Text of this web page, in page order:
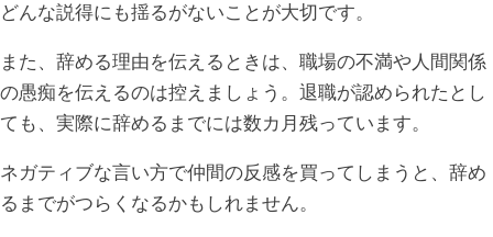
どんな説得にも揺るがないことが大切です。
また、辞める理由を伝えるときは、職場の不満や人間関係
の愚痴を伝えるのは控えましょう。退職が認められたとし
ても、実際に辞めるまでには数カ月残っています。
ネガティブな言い方で仲間の反感を買ってしまうと、辞め
るまでがつらくなるかもしれません。